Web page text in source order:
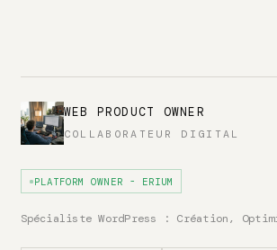
WEB PRODUCT OWNER
COLLABORATEUR DIGITAL
PLATFORM OWNER - ERIUM
Spécialiste WordPress : Création,